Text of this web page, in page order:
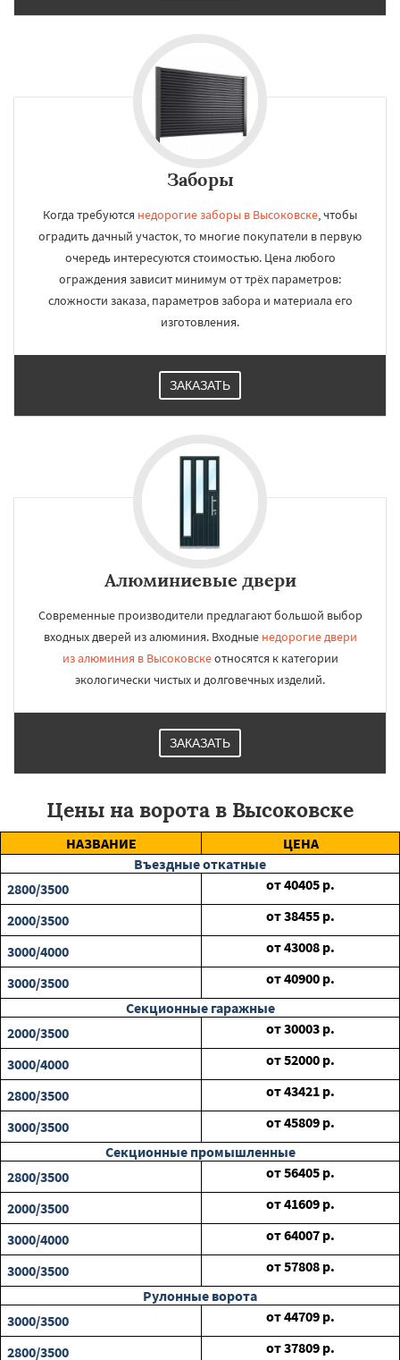
Заборы
Когда требуются недорогие заборы в Высоковске, чтобы
оградить дачный участок, то многие покупатели в первую
очередь интересуются стоимостью. Цена любого
ограждения зависит минимум от трёх параметров:
сложности заказа, параметров забора и материала его
изготовления.
ЗАКАЗАТЬ
Алюминиевые двери
Современные производители предлагают большой выбор
входных дверей из алюминия. Входные недорогие двери
из алюминия в Высоковскеотносятся к категории
экологически чистых и долговечных изделий.
ЗАКАЗАТЬ
Цены на ворота в Высоковске
НАЗВАНИЕ
ЦЕНА
Въездные откатные
2800/3500
от40405 р.
2000/3500
от38455 р.
3000/4000
от43008 р.
3000/3500
от40900 р.
Секционные гаражные
2000/3500
от30003 р.
3000/4000
от52000 р.
2800/3500
от43421 р.
3000/3500
от45809 р.
Секционные промышленные
2800/3500
от56405 р.
2000/3500
от41609 р.
3000/4000
от64007 р.
3000/3500
от57808 р.
Рулонные ворота
3000/3500
от44709 р.
2800/3500
от37809 р.